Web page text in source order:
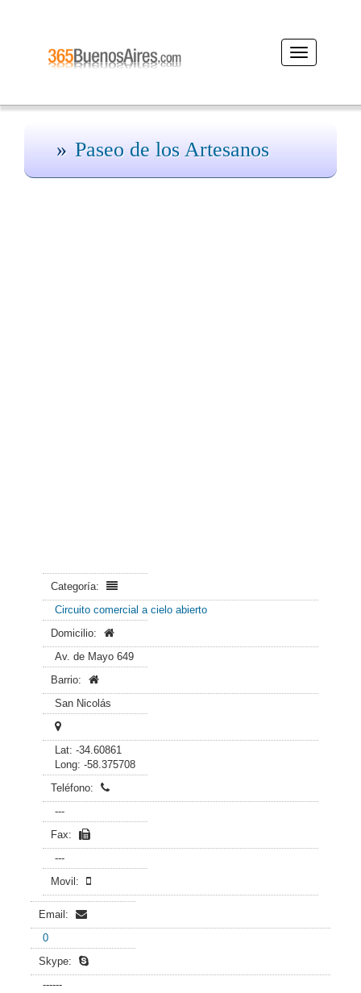
Desplegar
navegación
Paseo de los Artesanos
Categoría:
Circuito comercial a cielo abierto
Domicilio:
Av. de Mayo 649
Barrio:
San Nicolás
Lat: -34.60861
Long: -58.375708
Teléfono:
---
Fax:
---
Movil:
Email:
0
Skype:
------